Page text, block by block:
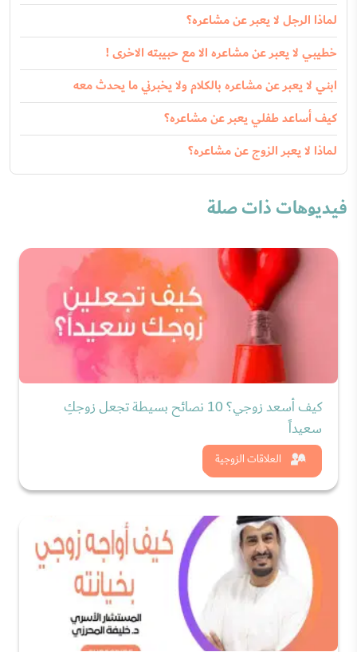
لماذا الرجل لا يعبر عن مشاعره؟
خطيبي لا يعبر عن مشاعره الا مع حبيبته الاخرى !
ابني لا يعبر عن مشاعره بالكلام ولا يخبرني ما يحدث معه
كيف أساعد طفلي يعبر عن مشاعره؟
لماذا لا يعبر الزوج عن مشاعره؟
فيديوهات ذات صلة
العلاقات الزوجية
كيف أسعد زوجي؟ 10 نصائح بسيطة تجعل زوجكِ
سعيداً
شاهد الان